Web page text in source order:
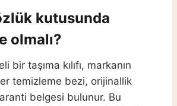
kutusunda
olmalı?
bir taşıma kılıfı, markanın
temizleme bezi, orijinallik
belgesi bulunur. Bu